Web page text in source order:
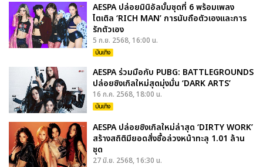
AESPA ปล่อยมินิอัลบั้มชุดที่ 6 พร้อมเพลง
ไตเติล ‘RICH MAN’ การนับถือตัวเองและการ
รักตัวเอง
5 ก.ย. 2568, 16:00 น.
บันเทิง
AESPA ร่วมมือกับ PUBG: BATTLEGROUNDS
ปล่อยซิงเกิลใหม่สุดมุ่งมั่น ‘DARK ARTS’
16 ก.ค. 2568, 18:00 น.
บันเทิง
AESPA ปล่อยซิงเกิลใหม่ล่าสุด ‘DIRTY WORK’
สร้างสถิติมียอดสั่งซื้อล่วงหน้าทะลุ 1.01 ล้าน
ชุด
27 มิ.ย. 2568, 16:30 น.